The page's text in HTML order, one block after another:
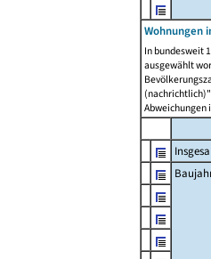
Wohnungen
In bundesweit
ausgewählt
Abweichungen